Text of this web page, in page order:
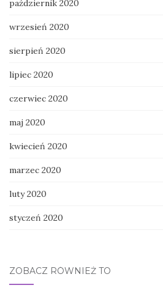
październik 2020
wrzesień 2020
sierpień 2020
lipiec 2020
czerwiec 2020
maj 2020
kwiecień 2020
marzec 2020
luty 2020
styczeń 2020
ZOBACZ RÓWNIEŻ TO